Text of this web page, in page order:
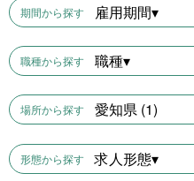
はじめての方へ
事業主の皆様へ
雇用期間から
期間から探す 雇用期間▾
職種から探す 職種▾
場所から探す 愛知県 (1)
形態から探す 求人形態▾